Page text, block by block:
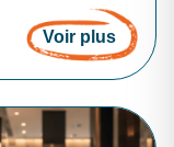
Voir plus